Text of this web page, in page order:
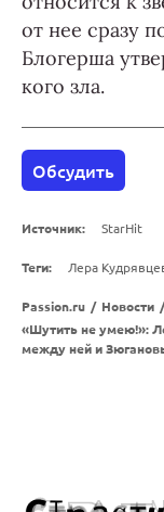
от нее сразу
Блогерша
кого зла.
Обсудить
Источник: StarHit
Теги: Лера
Passion.ru / Новости /
«Шутить не умею!»:
между ней и